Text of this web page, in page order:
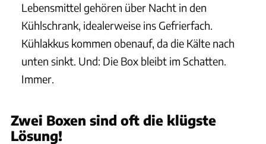
Lebensmittel gehören über Nacht in den
Kühlschrank, idealerweise ins Gefrierfach.
Kühlakkus kommen obenauf, da die Kälte nach
unten sinkt. Und: Die Box bleibt im Schatten.
Immer.
Zwei Boxen sind oft die klügste
Lösung!